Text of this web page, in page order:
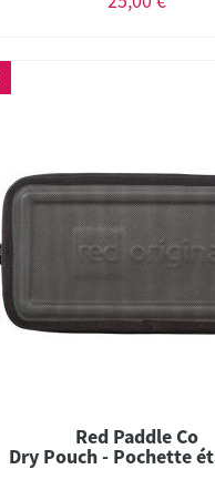
Red Paddle Co
Dry Pouch - Pochette